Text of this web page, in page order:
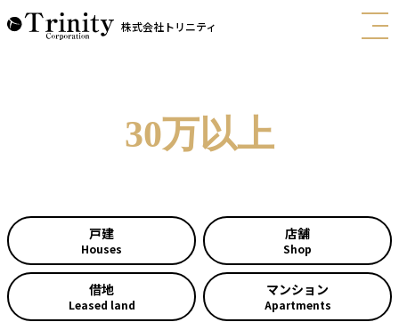
株式会社トリニティ
30万以上
戸建
Houses
店舗
Shop
借地
Leased land
マンション
Apartments